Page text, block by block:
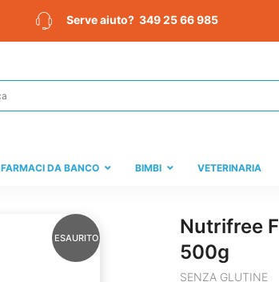
Serve aiuto? 349 25 66 985
FARMACI DA BANCO BIMBI VETERINARIA
ESAURITO
Nutrifree
500g
SENZA GLUTINE